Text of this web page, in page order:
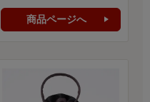
商品ページへ